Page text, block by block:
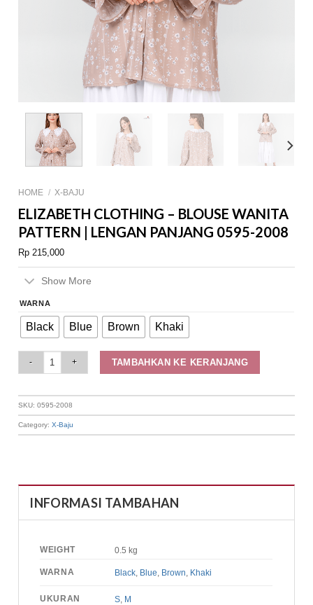
HOME / X-BAJU
ELIZABETH CLOTHING – BLOUSE WANITA
PATTERN | LENGAN PANJANG 0595-2008
Rp 215,000
Show More
WARNA
Black Blue Brown Khaki
TAMBAHKAN KE KERANJANG
SKU:0595-2008
Category:X-Baju
INFORMASI TAMBAHAN
WEIGHT 0.5 kg
WARNA Black Blue Brown Khaki
UKURAN S M